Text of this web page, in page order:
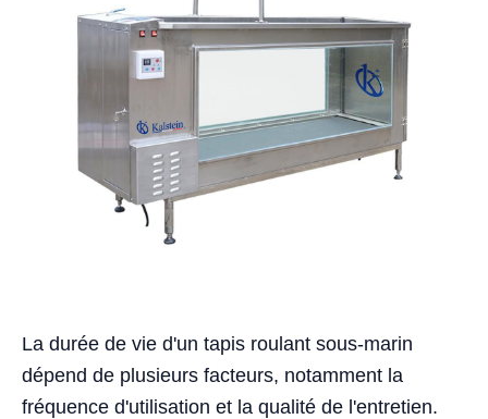
La durée de vie d'un tapis roulant sous-marin
dépend de plusieurs facteurs, notamment la
fréquence d'utilisation et la qualité de l'entretien.